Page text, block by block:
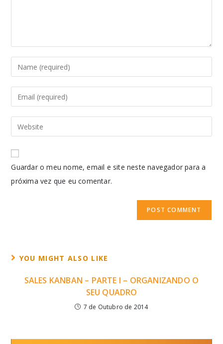
Guardar o meu nome, email e site neste navegador para a
próxima vez que eu comentar.
YOU MIGHT ALSO LIKE
SALES KANBAN – PARTE I – ORGANIZANDO O
SEU QUADRO
7 de Outubro de 2014